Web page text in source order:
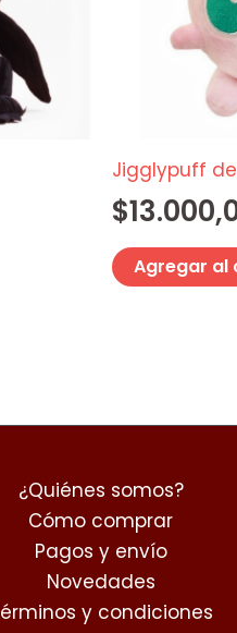
Jigglypuff
$
Agregar al
¿Quiénes somos?
Cómo comprar
Pagos y envío
Novedades
y condiciones